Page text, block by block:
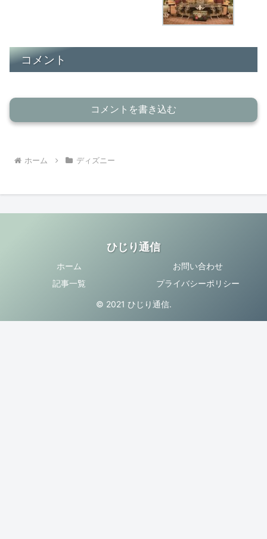
コメント
コメントを書き込む
ホーム ディズニー
ひじり通信
ホーム
お問い合わせ
記事一覧
プライバシーポリシー
© 2021 ひじり通信.